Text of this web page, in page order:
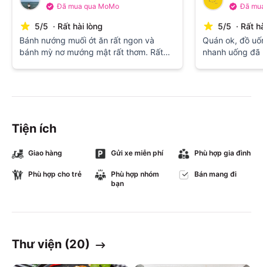
Đã mua qua MoMo
5/5 · Rất hài lòng
Bánh nướng muối ớt ăn rất ngon và
bánh mỳ nơ mướng mật rất thơm. Rất
Đã
5/5 · Rất
Quán ok, đồ
nhanh uống
Tiện ích
Giao hàng Gửi xe miễn phí Phù hợp gia đình
Phù hợp cho trẻ
Phù hợp nhóm
bạn
Bán mang đi
Thư viện (20)